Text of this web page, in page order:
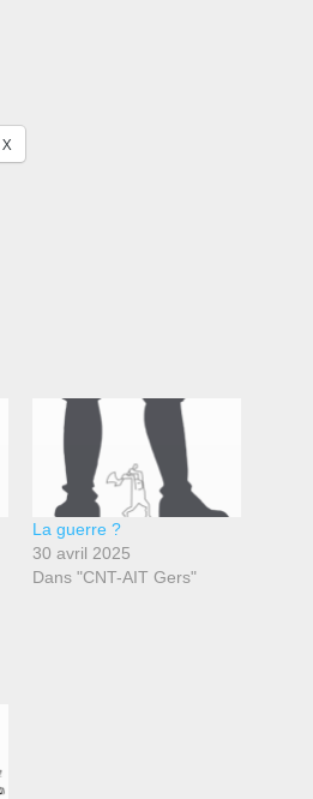
X
La guerre ?
30 avril 2025
Dans "CNT-AIT Gers"